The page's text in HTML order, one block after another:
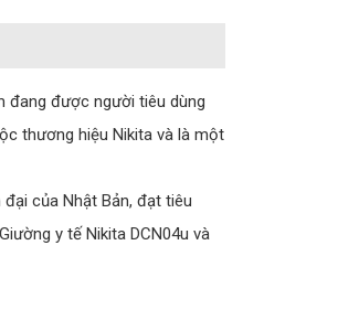
đang được người tiêu dùng
thương hiệu Nikita và là một
của Nhật Bản, đạt tiêu
y tế Nikita DCN04u và